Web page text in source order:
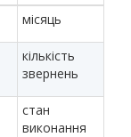
місяць
кількість
звернень
стан
виконання